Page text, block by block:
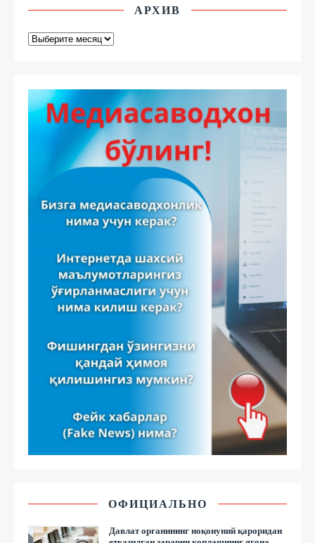
АРХИВ
ОФИЦИАЛЬНО
Давлат органининг ноқонуний қароридан